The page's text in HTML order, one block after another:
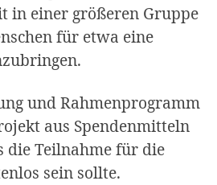
in einer größeren Gruppe
für etwa eine
und Rahmenprogramm
aus Spendenmitteln
die Teilnahme für die
sein sollte.